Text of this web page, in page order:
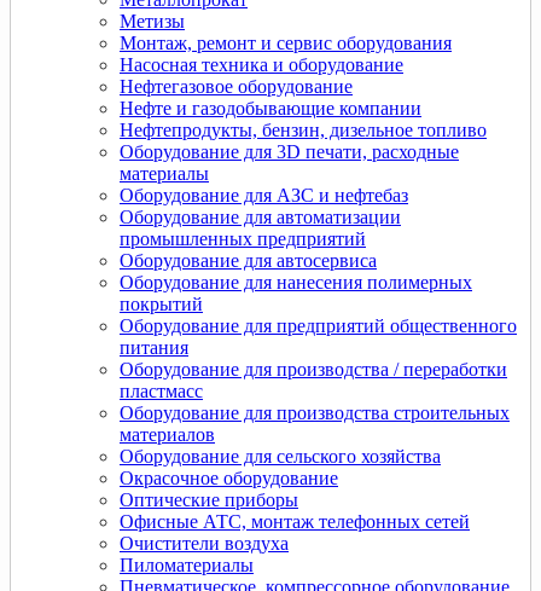
Метизы
Монтаж, ремонт и сервис оборудования
Насосная техника и оборудование
Нефтегазовое оборудование
Нефте и газодобывающие компании
Нефтепродукты, бензин, дизельное топливо
Оборудование для 3D печати, расходные
материалы
Оборудование для АЗС и нефтебаз
Оборудование для автоматизации
промышленных предприятий
Оборудование для автосервиса
Оборудование для нанесения полимерных
покрытий
Оборудование для предприятий общественного
питания
Оборудование для производства / переработки
пластмасс
Оборудование для производства строительных
материалов
Оборудование для сельского хозяйства
Окрасочное оборудование
Оптические приборы
Офисные АТС, монтаж телефонных сетей
Очистители воздуха
Пиломатериалы
Пневматическое, компрессорное оборудование